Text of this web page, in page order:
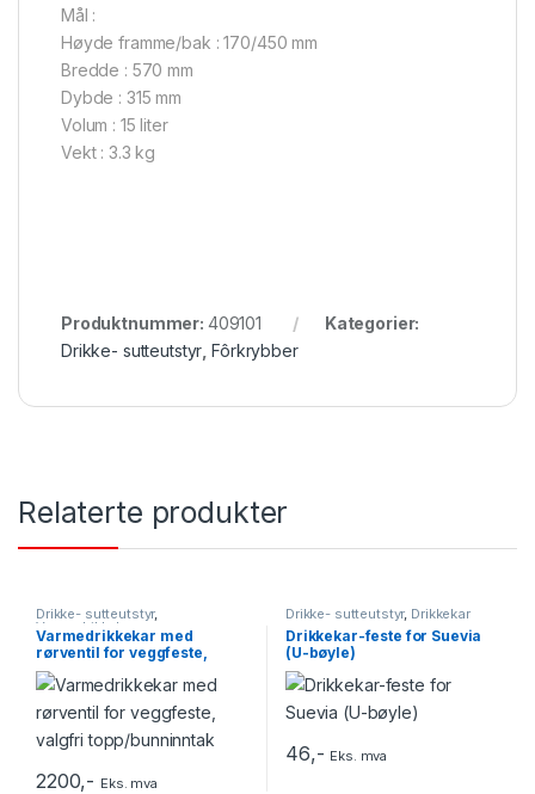
Mål :
Høyde framme/bak : 170/450 mm
Bredde : 570 mm
Dybde : 315 mm
Volum : 15 liter
Vekt : 3.3 kg
Produktnummer: 409101
Kategorier:
Drikke- sutteutstyr ,Fôrkrybber
Relaterte produkter
Drikke- sutteutstyr,
Varmedrikkekar
Varmedrikkekar med
rørventil for veggfeste,
valgfri topp/bunninntak
2200,- Eks. mva
Drikke- sutteutstyr, Drikkekar
Drikkekar-feste for Suevia
(U-bøyle)
46,- Eks. mva